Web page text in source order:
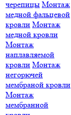
черепицы Монтаж
медной фальцевой
кровли Монтаж
медной кровли
Монтаж
наплавляемой
кровли Монтаж
негорючей
мембраной кровли
Монтаж
мембранной